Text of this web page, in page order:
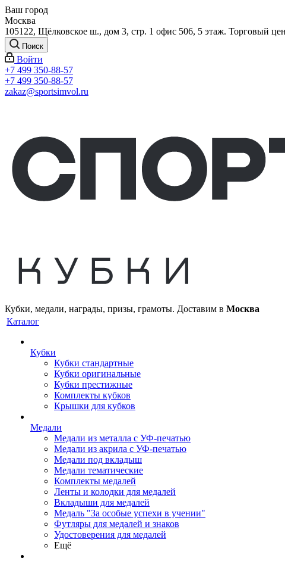
Ваш город
Москва
105122, Щёлковское ш., дом 3, стр. 1 офис 506, 5 этаж. Торговый
Поиск
Войти
+7 499 350-88-57
+7 499 350-88-57
zakaz@sportsimvol.ru
Кубки, медали, награды, призы, грамоты. Доставим в Москва
Каталог
Кубки
Кубки стандартные
Кубки оригинальные
Кубки престижные
Комплекты кубков
Крышки для кубков
Медали
Медали из металла с УФ-печатью
Медали из акрила с УФ-печатью
Медали под вкладыш
Медали тематические
Комплекты медалей
Ленты и колодки для медалей
Вкладыши для медалей
Медаль "За особые успехи в учении"
Футляры для медалей и знаков
Удостоверения для медалей
Ещё